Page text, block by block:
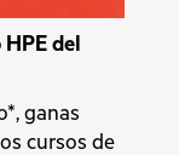
del
ganas
cursos de